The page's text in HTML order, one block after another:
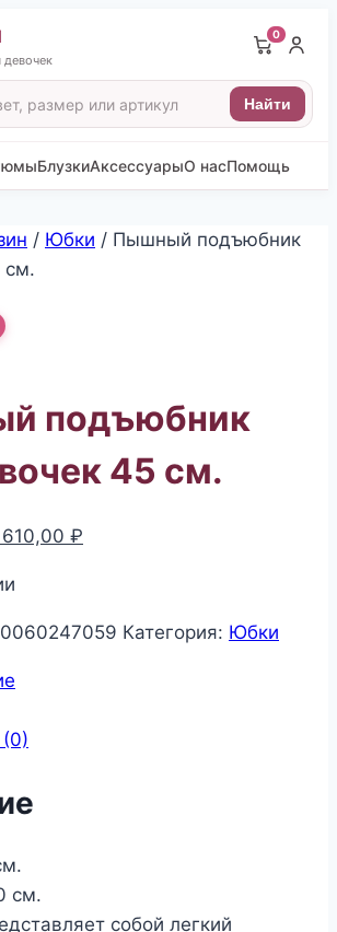
Найти
0
БлузкиАксессуарыО насПомощь
/ Юбки / Пышный подъюбник
см.
подъюбник
45 см.
610,00 ₽
610,00 ₽.Категория: Юбки
см.
собой легкий